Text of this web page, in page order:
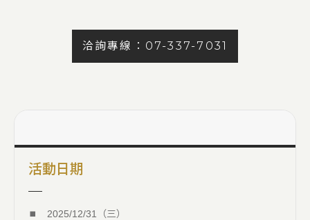
洽詢專線：07-337-7031
活動日期
⏹︎ 2025/12/31（三）